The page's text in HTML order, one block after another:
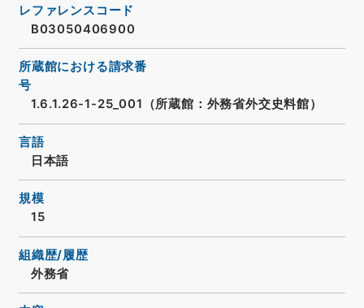
レファレンスコード
B03050406900
所蔵館における請求番
号
1.6.1.26-1-25_001（所蔵館：外務省外交史料館）
言語
日本語
規模
15
組織歴/履歴
外務省